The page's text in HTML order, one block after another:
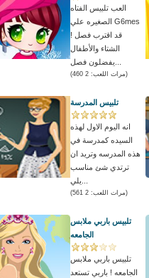
العب تلبيس الفتاه
الصغيره علي G6mes
! قد اقترب فصل
الشتاء والأطفال
(مرات اللعب: 2 460)
تلبيس المدرسة
انه اليوم الاول لهذه
السيده كمدرسة في
هذه المدرسه وتريد ان
ترتدي شئ مناسب
(مرات اللعب: 2 561)
تلبيس باربي ملابس
الجامعه
تلبيس باربي ملابس
الجامعه ! باربي تستعد